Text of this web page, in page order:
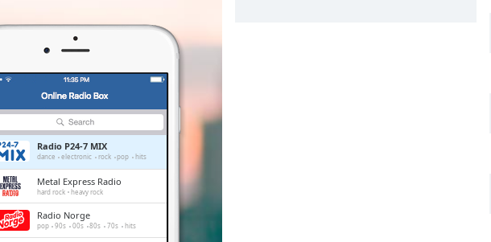
Radio P24-7 MIX
dance electronic rock pop hits
Metal Express Radio
hard rock heavy rock
Radio Norge
pop 90s 00s 80s 70s hits